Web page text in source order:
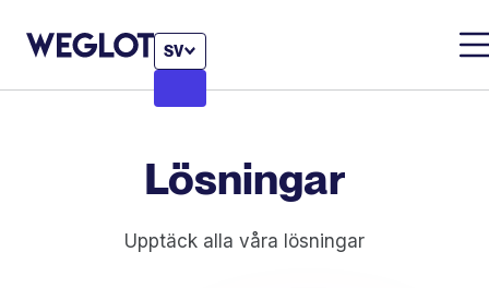
SV
Lösningar
Upptäck alla våra lösningar